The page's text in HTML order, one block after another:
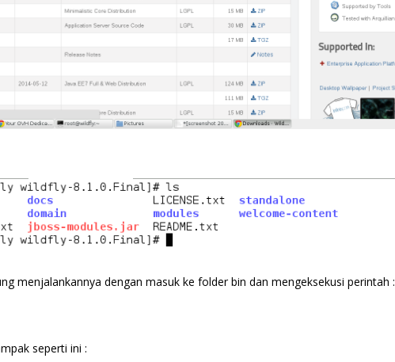
menjalankannya dengan masuk ke folder bin dan mengeksekusi perintah :
seperti ini :